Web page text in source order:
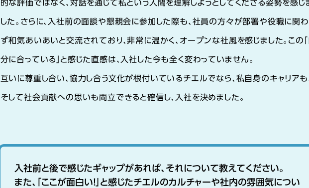
的な評価ではなく、対話を通じて私という人間を理解しようとしてくださる姿勢を感じ
した。さらに、入社前の面談や懇親会に参加した際も、社員の方々が部署や役職に関わ
ず和気あいあいと交流されており、非常に温かく、オープンな社風を感じました。この「
分に合っている」と感じた直感は、入社した今も全く変わっていません。
互いに尊重し合い、協力し合う文化が根付いているチエルでなら、私自身のキャリアも
そして社会貢献への思いも両立できると確信し、入社を決めました。
入社前と後で感じたギャップがあれば、それについて教えてください。
また、「ここが面白い！」と感じたチエルのカルチャーや社内の雰囲気につい